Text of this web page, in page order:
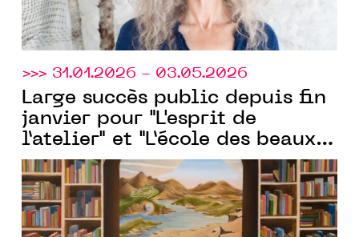
>>> 31.01.2026 - 03.05.2026
Large succès public depuis fin
janvier pour "L'esprit de
l’atelier" et "L’école des beaux-
arts de Montpellier", les deux
expositions portées par le
MO.CO.